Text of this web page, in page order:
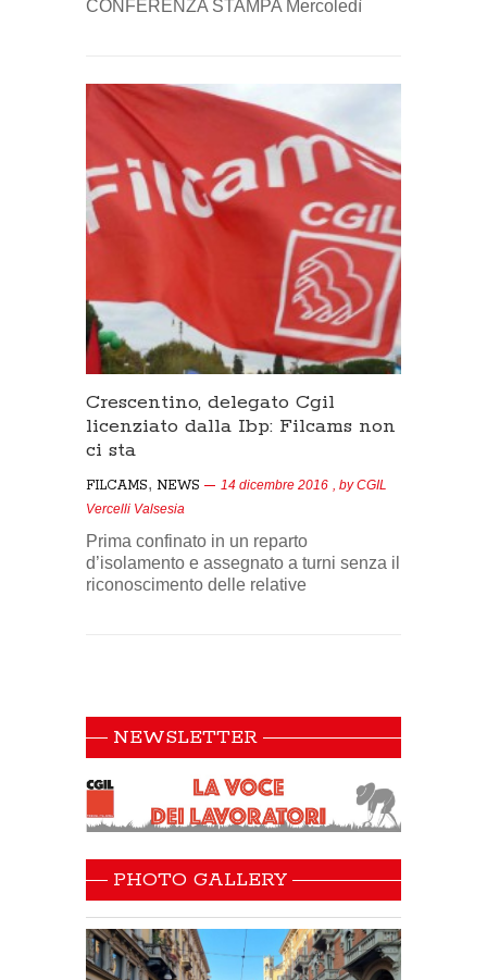
CONFERENZA STAMPA Mercoledì
Crescentino, delegato Cgil
licenziato dalla Ibp: Filcams non
ci sta
FILCAMS, NEWS 14 dicembre 2016 , byCGIL
Vercelli Valsesia
Prima confinato in un reparto
d’isolamento e assegnato a turni senza il
riconoscimento delle relative
NEWSLETTER
PHOTO GALLERY